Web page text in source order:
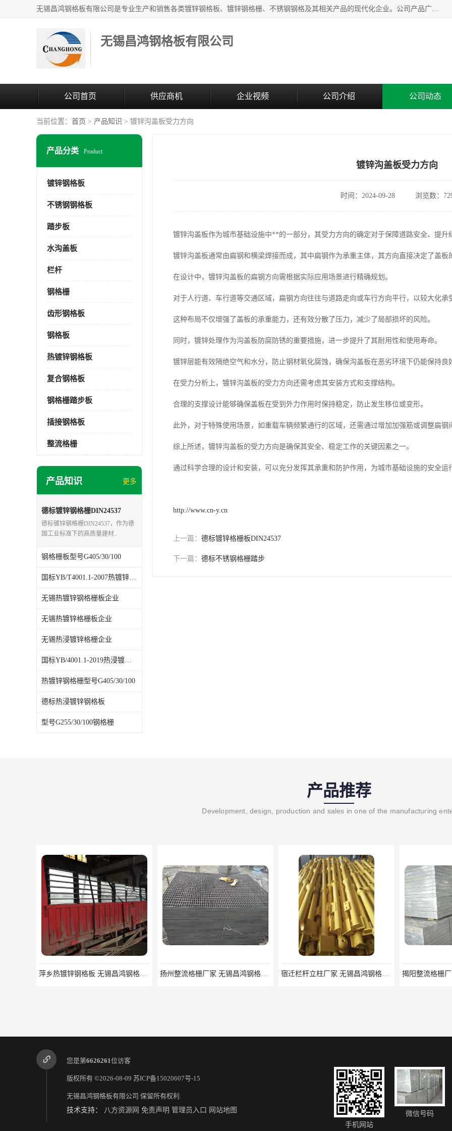
无锡昌鸿钢格板有限公司是专业生产和销售各类镀锌钢格板、镀锌钢格栅、不锈钢钢格及其相关产品的现代化企业。公司产品广泛运用于石油、化工、港口、电力、运输、造纸、医药、钢铁、食品、市政、房地产、制造业等各个领域。
无锡昌鸿钢格板有限公司
公司首页 供应商机 企业视频 公司介绍 公司动态
当前位置： 首页 > 产品知识 > 镀锌沟盖板受力方向
产品分类 Product
镀锌钢格板
不锈钢钢格板
踏步板
水沟盖板
栏杆
钢格栅
齿形钢格板
钢格板
热镀锌钢格板
复合钢格板
钢格栅踏步板
插接钢格板
整流格栅
产品知识 更多
德标镀锌钢格栅DIN24537
德标镀锌钢格栅DIN24537，作为德
国工业标准下的高质量建材..
钢格栅板型号G405/30/100
国标YB/T4001.1-2007热镀锌格栅板
无锡热镀锌钢格栅板企业
无锡热镀锌格栅板企业
无锡热浸镀锌格栅企业
国标YB/4001.1-2019热浸镀锌钢格板
热镀锌钢格栅型号G405/30/100
德标热浸镀锌钢格板
型号G255/30/100钢格栅
镀锌沟盖板受力方向
时间：2024-09-28 浏览数：
镀锌沟盖板作为城市基础设施中**的一部分，其受力方向的确定对于保障道路安全、提升
镀锌沟盖板通常由扁钢和横梁焊接而成，其中扁钢作为承重主体，其方向直接决定了盖板
在设计中，镀锌沟盖板的扁钢方向需根据实际应用场景进行精确规划。
对于人行道、车行道等交通区域，扁钢方向往往与道路走向或车行方向平行，以较大化承
这种布局不仅增强了盖板的承重能力，还有效分散了压力，减少了局部损坏的风险。
同时，镀锌处理作为沟盖板防腐防锈的重要措施，进一步提升了其耐用性和使用寿命。
镀锌层能有效隔绝空气和水分，防止钢材氧化腐蚀，确保沟盖板在恶劣环境下仍能保持良
在受力分析上，镀锌沟盖板的受力方向还需考虑其安装方式和支撑结构。
合理的支撑设计能够确保盖板在受到外力作用时保持稳定，防止发生移位或变形。
此外，对于特殊使用场景，如重载车辆频繁通行的区域，还需通过增加加强筋或调整扁钢
综上所述，镀锌沟盖板的受力方向是确保其安全、稳定工作的关键因素之一。
通过科学合理的设计和安装，可以充分发挥其承重和防护作用，为城市基础设施的安全运
http://www.cn-y.cn
上一篇： 德标镀锌格栅板DIN24537
下一篇： 德标不锈钢格栅踏步
产品推荐
Development, design, production and sales in one of the manufacturing
萍乡热镀锌钢格板 无锡昌鸿钢格板有限公司 扬州整流格栅厂家 无锡昌鸿钢格板有限公司 宿迁栏杆立柱厂家 无锡昌鸿钢格板有限公司
吉安插接钢格板 无锡昌鸿钢格板有限公司
您是第6626261位访客
版权所有 ©2026-08-09 苏ICP备15020607号-15
无锡昌鸿钢格板有限公司 保留所有权利.
技术支持： 八方资源网 免责声明 管理员入口 网站地图
手机网站
微信号码